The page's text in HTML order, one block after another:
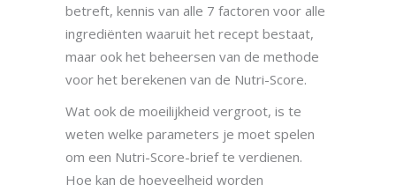
betreft, kennis van alle 7 factoren voor alle
ingrediënten waaruit het recept bestaat,
maar ook het beheersen van de methode
voor het berekenen van de Nutri-Score.
Wat ook de moeilijkheid vergroot, is te
weten welke parameters je moet spelen
om een Nutri-Score-brief te verdienen.
Hoe kan de hoeveelheid worden